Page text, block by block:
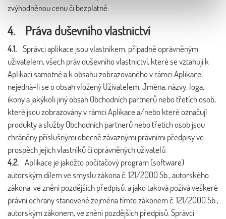
zvýhodněnou cenu či bezplatně.
4. Práva duševního vlastnictví
4.1. Správci aplikace jsou vlastníkem, případně oprávněným
uživatelem, všech práv duševního vlastnictví, které se vztahují k
Aplikaci samotné a k obsahu zobrazovaného v rámci Aplikace,
nejedná-li se o obsah vložený Uživatelem. Jména, názvy, loga,
ikony a jakýkoli jiný obsah Obchodních partnerů nebo třetích osob,
které jsou zobrazovány v rámci Aplikace a/nebo které označují
produkty a služby Obchodních partnerů nebo třetích osob jsou
chráněny příslušnými obecně závaznými právními předpisy ve
prospěch jejich vlastníků či oprávněných uživatelů.
4.2. Aplikace je jakožto počítačový program (software)
autorským dílem ve smyslu zákona č. 121/2000 Sb., autorského
zákona, ve znění pozdějších předpisů, a jako taková požívá veškeré
právní ochrany stanovené zejména tímto zákonem č. 121/2000 Sb.,
autorským zákonem, ve znění pozdějších předpisů. Správci